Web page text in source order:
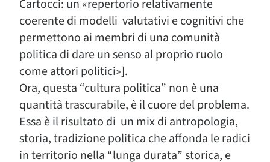
Cartocci: un «repertorio relativamente
coerente di modelli valutativi e cognitivi che
permettono ai membri di una comunità
politica di dare un senso al proprio ruolo
come attori politici»].
Ora, questa “cultura politica” non è una
quantità trascurabile, è il cuore del problema.
Essa è il risultato di un mix di antropologia,
storia, tradizione politica che affonda le radici
in territorio nella “lunga durata” storica, e